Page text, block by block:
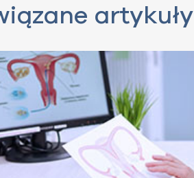
artykuły